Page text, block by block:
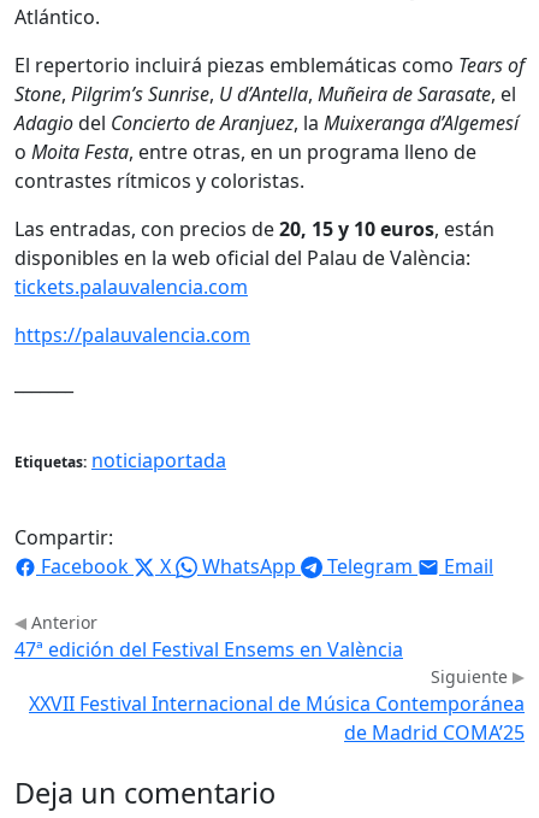
Atlántico.
El repertorio incluirá piezas emblemáticas como Tears of
Stone, Pilgrim’s Sunrise, U d’Antella, Muñeira de Sarasate, el
Adagiodel Concierto de Aranjuez, la Muixeranga d’Algemesí
o Moita Festa, entre otras, en un programa lleno de
contrastes rítmicos y coloristas.
Las entradas, con precios de20, 15 y 10 euros, están
disponibles en la web oficial del Palau de València:
tickets.palauvalencia.com
https://palauvalencia.com
Etiquetas: noticiaportada
Compartir:
Facebook
X WhatsApp Telegram Email
Anterior
47ª edición del Festival Ensems en València
Siguiente
XXVII Festival Internacional de Música Contemporánea
de Madrid COMA’25
Deja un comentario